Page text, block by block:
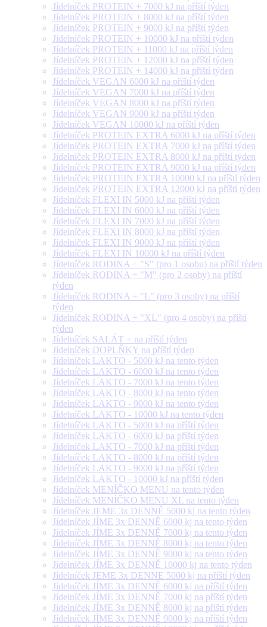
Jídelníček PROTEIN + 7000 kJ na příští týden
Jídelníček PROTEIN + 8000 kJ na příští týden
Jídelníček PROTEIN + 9000 kJ na příští týden
Jídelníček PROTEIN + 10000 kJ na příští týden
Jídelníček PROTEIN + 11000 kJ na příští týden
Jídelníček PROTEIN + 12000 kJ na příští týden
Jídelníček PROTEIN + 14000 kJ na příští týden
Jídelníček VEGAN 6000 kJ na příští týden
Jídelníček VEGAN 7000 kJ na příští týden
Jídelníček VEGAN 8000 kJ na příští týden
Jídelníček VEGAN 9000 kJ na příští týden
Jídelníček VEGAN 10000 kJ na příští týden
Jídelníček PROTEIN EXTRA 6000 kJ na příští týden
Jídelníček PROTEIN EXTRA 7000 kJ na příští týden
Jídelníček PROTEIN EXTRA 8000 kJ na příští týden
Jídelníček PROTEIN EXTRA 9000 kJ na příští týden
Jídelníček PROTEIN EXTRA 10000 kJ na příští týden
Jídelníček PROTEIN EXTRA 12000 kJ na příští týden
Jídelníček FLEXI IN 5000 kJ na příští týden
Jídelníček FLEXI IN 6000 kJ na příští týden
Jídelníček FLEXI IN 7000 kJ na příští týden
Jídelníček FLEXI IN 8000 kJ na příští týden
Jídelníček FLEXI IN 9000 kJ na příští týden
Jídelníček FLEXI IN 10000 kJ na příští týden
Jídelníček RODINA + "S" (pro 1 osobu) na příští týden
Jídelníček RODINA + "M" (pro 2 osoby) na příští
týden
Jídelníček RODINA + "L" (pro 3 osoby) na příští
týden
Jídelníček RODINA + "XL" (pro 4 osoby) na příští
týden
Jídelníček SALÁT + na příští týden
Jídelníček DOPLŇKY na příští týden
Jídelníček LAKTO - 5000 kJ na tento týden
Jídelníček LAKTO - 6000 kJ na tento týden
Jídelníček LAKTO - 7000 kJ na tento týden
Jídelníček LAKTO - 8000 kJ na tento týden
Jídelníček LAKTO - 9000 kJ na tento týden
Jídelníček LAKTO - 10000 kJ na tento týden
Jídelníček LAKTO - 5000 kJ na příští týden
Jídelníček LAKTO - 6000 kJ na příští týden
Jídelníček LAKTO - 7000 kJ na příští týden
Jídelníček LAKTO - 8000 kJ na příští týden
Jídelníček LAKTO - 9000 kJ na příští týden
Jídelníček LAKTO - 10000 kJ na příští týden
Jídelníček MENÍČKO MENU na tento týden
Jídelníček MENÍČKO MENU XL na tento týden
Jídelníček JEME 3x DENNĚ 5000 kj na tento týden
Jídelníček JÍME 3x DENNĚ 6000 kj na tento týden
Jídelníček JÍME 3x DENNĚ 7000 kj na tento týden
Jídelníček JÍME 3x DENNĚ 8000 kj na tento týden
Jídelníček JÍME 3x DENNĚ 9000 kj na tento týden
Jídelníček JÍME 3x DENNĚ 10000 kj na tento týden
Jídelníček JEME 3x DENNE 5000 kj na příští týden
Jídelníček JÍME 3x DENNĚ 6000 kj na příští týden
Jídelníček JÍME 3x DENNĚ 7000 kj na příští týden
Jídelníček JÍME 3x DENNĚ 8000 kj na příští týden
Jídelníček JÍME 3x DENNĚ 9000 kj na příští týden